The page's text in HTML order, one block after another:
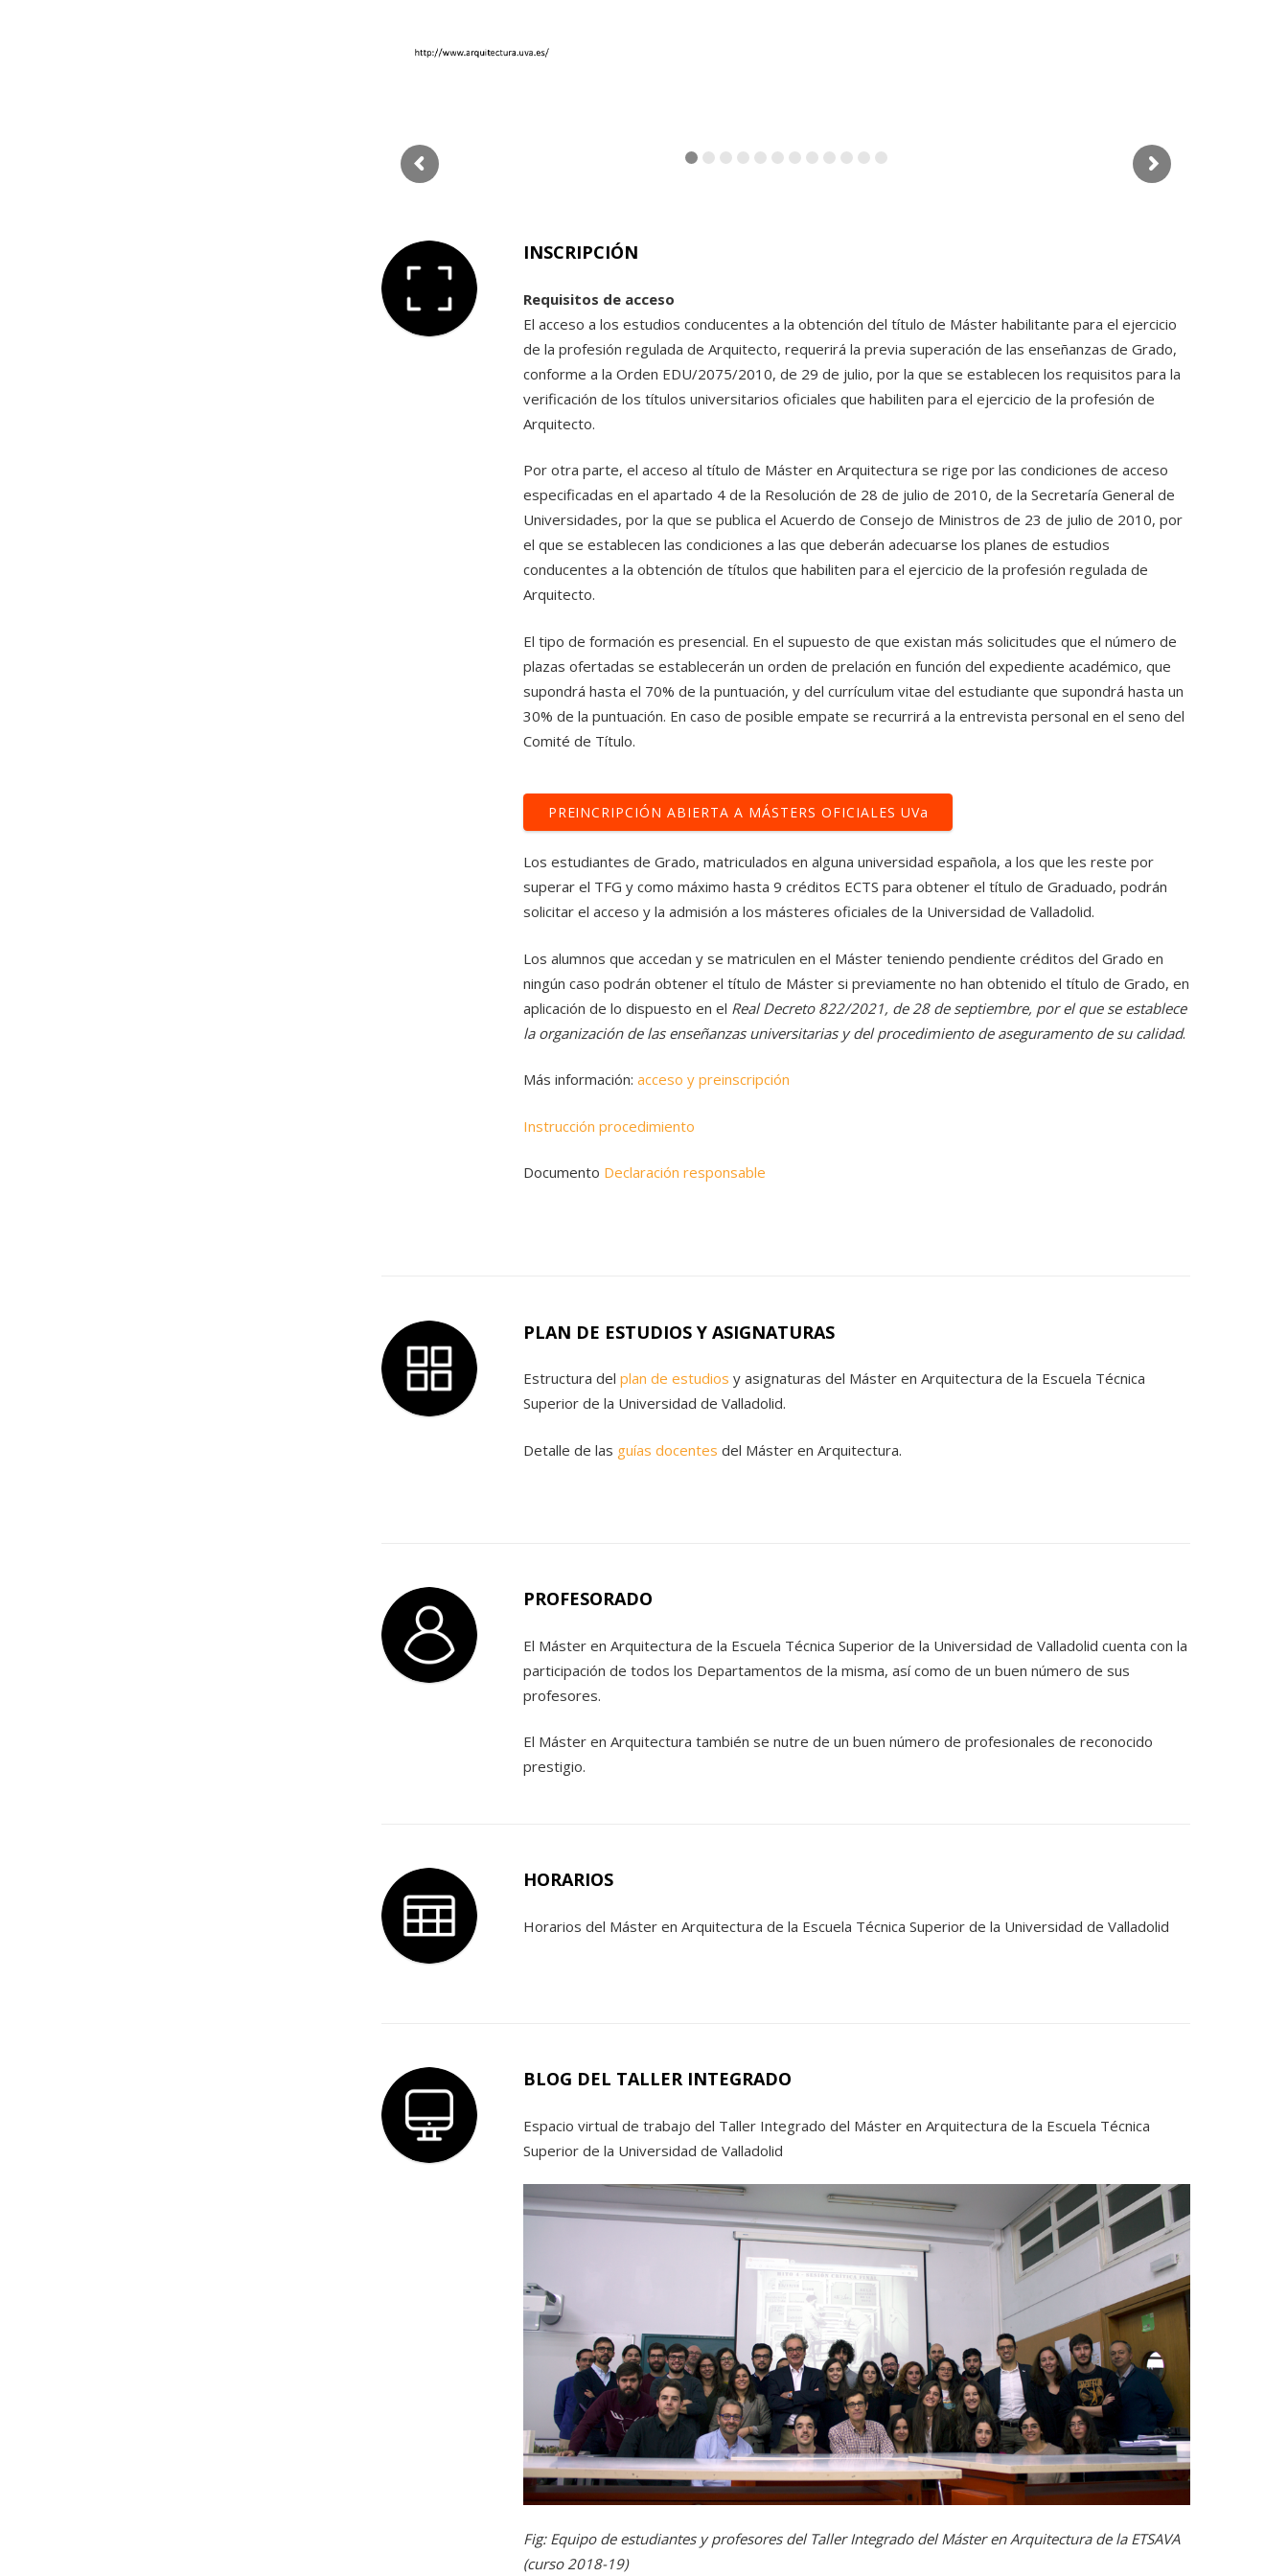
INSCRIPCIÓN
Requisitos de acceso
El acceso a los estudios conducentes a la obtención del título de Máster habilitante para el ejercicio
de la profesión regulada de Arquitecto, requerirá la previa superación de las enseñanzas de Grado,
conforme a la Orden EDU/2075/2010, de 29 de julio, por la que se establecen los requisitos para la
verificación de los títulos universitarios oficiales que habiliten para el ejercicio de la profesión de
Arquitecto.
Por otra parte, el acceso al título de Máster en Arquitectura se rige por las condiciones de acceso
especificadas en el apartado 4 de la Resolución de 28 de julio de 2010, de la Secretaría General de
Universidades, por la que se publica el Acuerdo de Consejo de Ministros de 23 de julio de 2010, por
el que se establecen las condiciones a las que deberán adecuarse los planes de estudios
conducentes a la obtención de títulos que habiliten para el ejercicio de la profesión regulada de
Arquitecto.
El tipo de formación es presencial. En el supuesto de que existan más solicitudes que el número de
plazas ofertadas se establecerán un orden de prelación en función del expediente académico, que
supondrá hasta el 70% de la puntuación, y delcurrículum vitae del estudiante que supondrá hasta un
30% de la puntuación. En caso de posible empate se recurrirá a la entrevista personal en el seno del
Comité de Título.
PREINCRIPCIÓN ABIERTA A MÁSTERS OFICIALES UVa
Los estudiantes de Grado, matriculados en alguna universidad española, a los que les reste por
superar el TFG y como máximo hasta 9 créditos ECTS para obtener el título de Graduado, podrán
solicitar el acceso y la admisión a los másteres oficiales de la Universidad de Valladolid.
Los alumnos que accedan y se matriculen en el Máster teniendo pendiente créditos del Grado en
ningún caso podrán obtener el título de Máster si previamente no han obtenido el título de Grado, en
aplicación de lo dispuesto en el Real Decreto 822/2021, de 28 de septiembre, por el que se establece
la organización de las enseñanzas universitarias y del procedimiento de aseguramento de su calidad.
Más información:acceso y preinscripción
Instrucción procedimiento
Documento Declaración responsable
PLAN DE ESTUDIOS Y ASIGNATURAS
Estructura delplan de estudios y asignaturas del Máster en Arquitectura de la Escuela Técnica
Superior de la Universidad de Valladolid.
Detalle de las guías docentes del Máster en Arquitectura.
PROFESORADO
El Máster en Arquitectura de la Escuela Técnica Superior de la Universidad de Valladolid cuenta con la
participación de todos los Departamentos de la misma, así como de un buen número de sus
profesores.
El Máster en Arquitectura también se nutre de un buen número de profesionales de reconocido
prestigio.
HORARIOS
Horarios del Máster en Arquitectura de la Escuela Técnica Superior de la Universidad de Valladolid
BLOG DEL TALLER INTEGRADO
Espacio virtual de trabajo del Taller Integrado del Máster en Arquitectura de la Escuela Técnica
Superior de la Universidad de Valladolid
Fig: Equipo de estudiantes y profesores del Taller Integrado del Máster en Arquitectura de la ETSAVA
(curso 2018-19)